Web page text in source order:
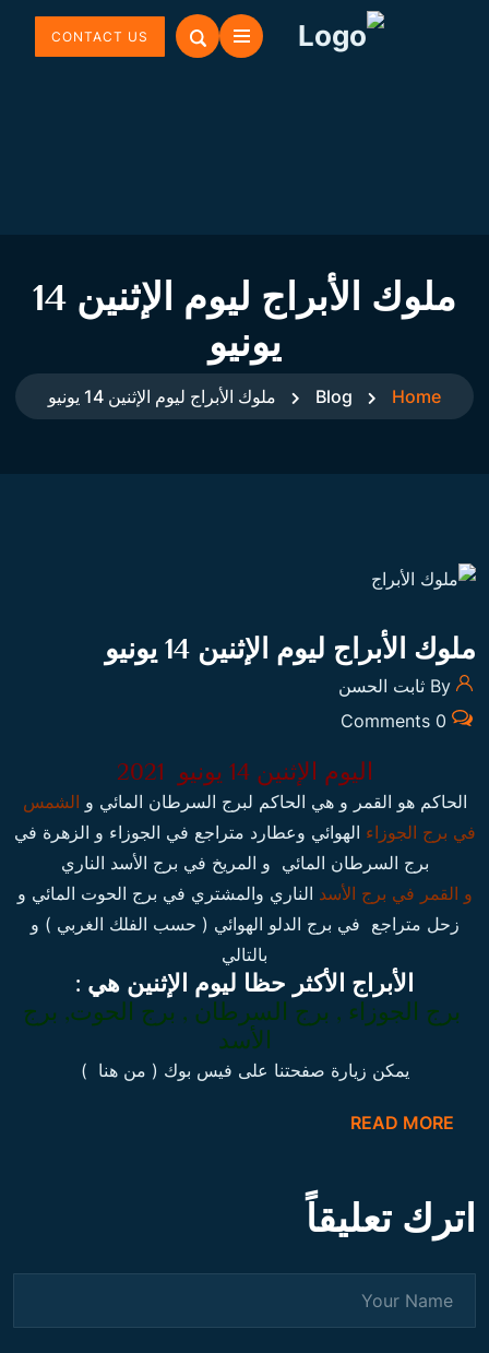
CONTACT US
ملوك الأبراج ليوم الإثنين 14
يونيو
Home
Blog ملوك الأبراج ليوم الإثنين 14 يونيو
ملوك الأبراج ليوم الإثنين 14 يونيو
0 Comments
اليوم الإثنين 14 يونيو 2021
الحاكم هو القمر و هي الحاكم لبرج السرطان المائي و الشمس
في برج الجوزاء الهوائي وعطارد متراجع في الجوزاء و الزهرة في
برج السرطان المائي و المريخ في برج الأسد الناري
و القمر في برج الأسد الناري والمشتري في برج الحوت المائي و
زحل متراجع في برج الدلو الهوائي ( حسب الفلك الغربي ) و
بالتالي
الأبراج الأكثر حظا ليوم الإثنين هي :
برج الجوزاء , برج السرطان , برج الحوت, برج
الأسد
يمكن زيارة صفحتنا على فيس بوك ( من هنا )
READ MORE
اترك تعليقاً